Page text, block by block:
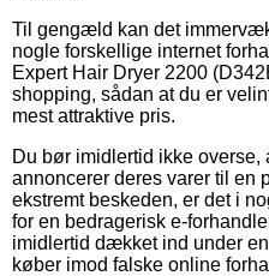
Til gengæld kan det
nogle forskellige internet
Expert Hair Dryer 2200
shopping, sådan at du er
mest attraktive pris.
Du bør imidlertid ikke overse,
annoncerer deres varer til en
ekstremt beskeden, er det i
for en bedragerisk e-
imidlertid dækket ind under
køber imod falske online